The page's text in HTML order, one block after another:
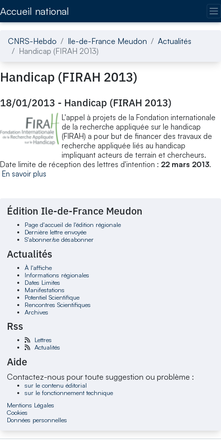
Accueil national
CNRS-Hebdo Ile-de-France Meudon
Actualités
Handicap (FIRAH 2013)
Handicap (FIRAH 2013)
18/01/2013 - Handicap (FIRAH 2013)
L'appel à projets de la Fondation internationale
de la recherche appliquée sur le handicap
(FIRAH) a pour but de financer des travaux de
recherche appliquée liés au handicap
impliquant acteurs de terrain et chercheurs.
Date limite de réception des lettres d'intention : 22 mars 2013.
En savoir plus
Édition Ile-de-France Meudon
Page d'accueil de l'édition régionale
Dernière lettre envoyée
S'abonner/se désabonner
Actualités
À l'affiche
Informations régionales
Dates Limites
Manifestations
Potentiel Scientifique
Rencontres Scientifiques
Archives
Rss
Lettres
Actualités
Aide
Contactez-nous pour toute suggestion ou problème :
sur le contenu éditorial
sur le fonctionnement technique
Mentions Légales
Cookies
Données personnelles